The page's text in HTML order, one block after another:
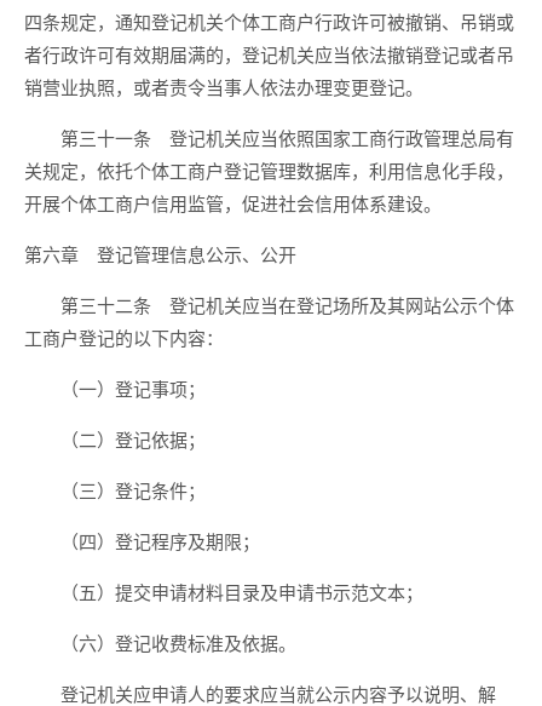
四条规定，通知登记机关个体工商户行政许可被撤销、吊销或
者行政许可有效期届满的，登记机关应当依法撤销登记或者吊
销营业执照，或者责令当事人依法办理变更登记。
第三十一条 登记机关应当依照国家工商行政管理总局有
关规定，依托个体工商户登记管理数据库，利用信息化手段，
开展个体工商户信用监管，促进社会信用体系建设。
第六章 登记管理信息公示、公开
第三十二条 登记机关应当在登记场所及其网站公示个体
工商户登记的以下内容：
（一）登记事项；
（二）登记依据；
（三）登记条件；
（四）登记程序及期限；
（五）提交申请材料目录及申请书示范文本；
（六）登记收费标准及依据。
登记机关应申请人的要求应当就公示内容予以说明、解